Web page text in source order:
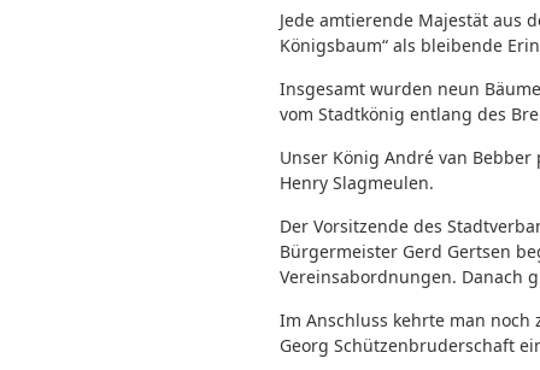
Jede amtierende Majestät aus
Königsbaum“ als bleibende
Insgesamt wurden neun
vom Stadtkönig entlang des
Unser König André van
Henry Slagmeulen.
Der Vorsitzende des
Bürgermeister Gerd Gertsen
Vereinsabordnungen. Danach
Im Anschluss kehrte man
Georg Schützenbruderschaft